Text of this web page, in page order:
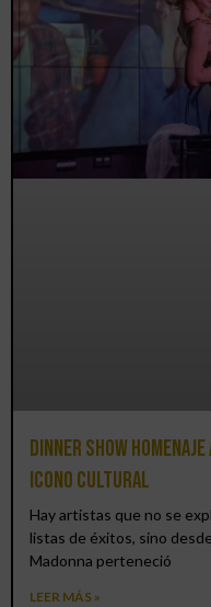
Dinner Show
icono cultural
Hay artistas que no se
listas de éxitos, sino
Madonna perteneció
LEER MÁS »